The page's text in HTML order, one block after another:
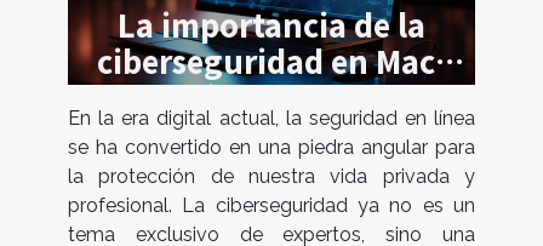
La importancia de la
ciberseguridad en Mac:
estrategias para proteger
tu información personal
En la era digital actual, la seguridad en línea
se ha convertido en una piedra angular para
la protección de nuestra vida privada y
profesional. La ciberseguridad ya no es un
tema exclusivo de expertos, sino una